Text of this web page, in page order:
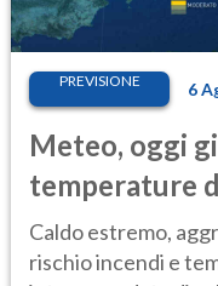
PREVISIONE 6
Meteo, oggi
temperature
Caldo estremo,
rischio incendi e